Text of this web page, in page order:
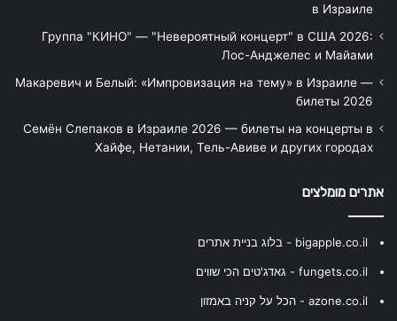
в Израиле
Группа "КИНО" — "Невероятный концерт" в США 2026:
Лос-Анджелес и Майами
Макаревич и Белый: «Импровизация на тему» в Израиле —
билеты 2026
Семён Слепаков в Израиле 2026 — билеты на концерты в
Хайфе, Нетании, Тель-Авиве и других городах
אתרים מומלצים
bigapple.co.il - בלוג בניית אתרים
fungets.co.il - גאדג'טים הכי שווים
azone.co.il - הכל על קניה באמזון